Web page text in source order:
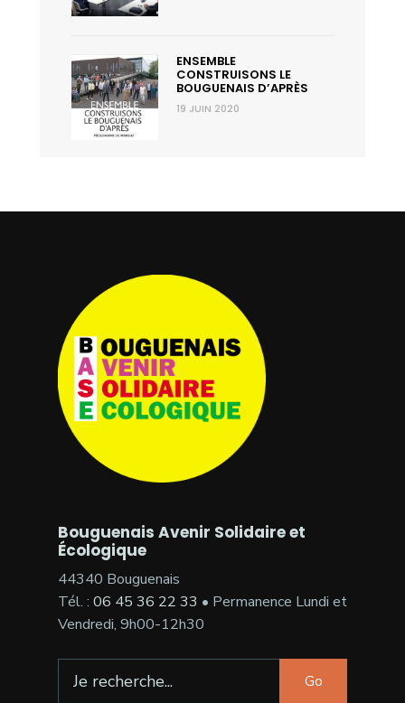
ENSEMBLE
CONSTRUISONS LE
BOUGUENAIS D’APRÈS
19 JUIN 2020
Bouguenais Avenir Solidaire et
Écologique
44340 Bouguenais
Tél. : 06 45 36 22 33 • Permanence Lundi et
Vendredi, 9h00-12h30
for:
Go